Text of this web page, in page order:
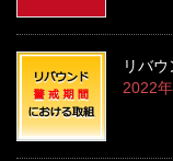
リバ
2022